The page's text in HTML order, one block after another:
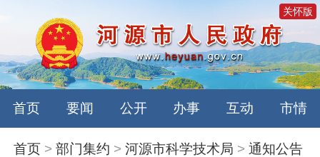
关怀版
首页 要闻 公开 办事 互动 市情
首页 >部门集约 >河源市科学技术局 >通知公告